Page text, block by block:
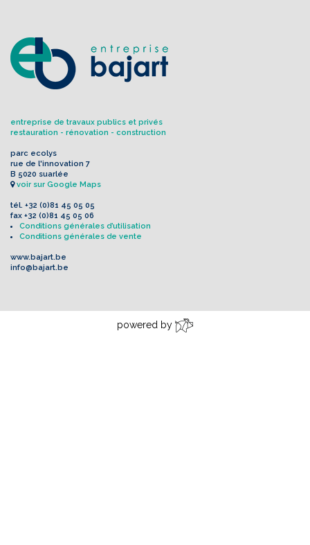
entreprise de travaux publics et privés
restauration - rénovation - construction
parc ecolys
rue de l'innovation 7
B 5020 suarlée
voir sur Google Maps
tél. +32 (0)81 45 05 05
fax +32 (0)81 45 05 06
Conditions générales d’utilisation
Conditions générales de vente
www.bajart.be
info@bajart.be
powered by